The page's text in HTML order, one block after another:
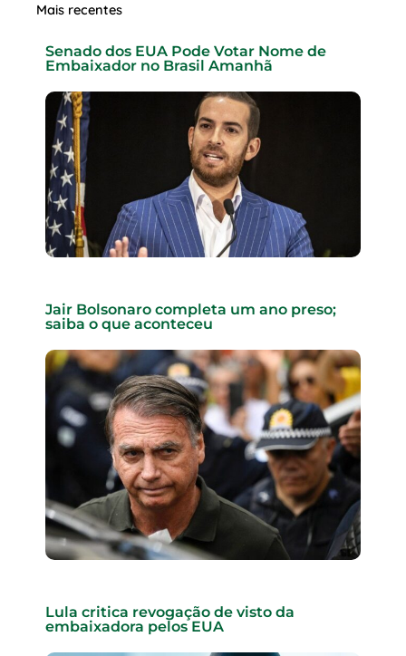
Mais recentes
Senado dos EUA Pode Votar Nome de
Embaixador no Brasil Amanhã
Jair Bolsonaro completa um ano preso;
saiba o que aconteceu
Lula critica revogação de visto da
embaixadora pelos EUA